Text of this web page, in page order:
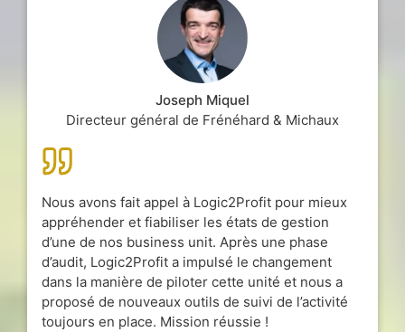
Joseph Miquel
Directeur général de Frénéhard & Michaux
Nous avons fait appel à Logic2Profit pour mieux
appréhender et fiabiliser les états de gestion
d’une de nos business unit. Après une phase
d’audit, Logic2Profit a impulsé le changement
dans la manière de piloter cette unité et nous a
proposé de nouveaux outils de suivi de l’activité
toujours en place. Mission réussie !